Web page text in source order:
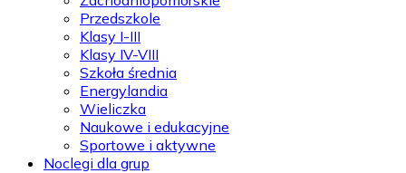
Przedszkole
Klasy I-III
Klasy IV-VIII
Szkoła średnia
Energylandia
Wieliczka
Naukowe i edukacyjne
Sportowe i aktywne
Noclegi dla grup